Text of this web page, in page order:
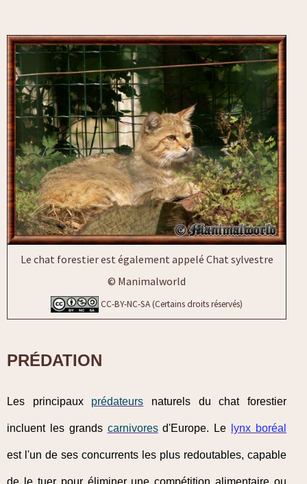
Le chat forestier est également appelé Chat sylvestre
© Manimalworld
CC-BY-NC-SA (Certains droits réservés)
PRÉDATION
Les principaux prédateurs naturels du chat forestier
incluent les grands carnivoresd'Europe. Le lynx boréal
est l'un de ses concurrents les plus redoutables, capable
de le tuer pour éliminer une compétition alimentaire ou